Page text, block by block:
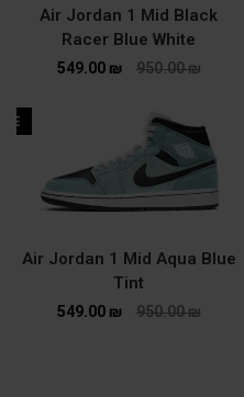
Air Jordan 1 Mid Black
Racer Blue White
950.00₪
549.00 ₪
Air Jordan 1 Mid Aqua Blue
Tint
950.00₪
549.00 ₪